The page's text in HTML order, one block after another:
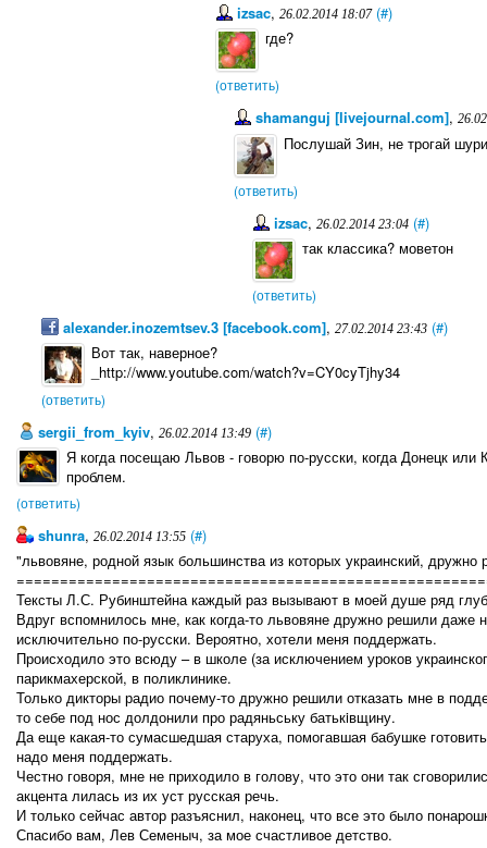
izsac, 26.02.2014 18:07 (#)
где?
(ответить)
shamanguj [livejournal.com],
Послушай Зин, не трогай
(ответить)
izsac, 26.02.2014 23:04 (#)
так классика? моветон
(ответить)
alexander.inozemtsev.3 [facebook.com], 27.02.2014 23:43 (#)
Вот так, наверное?
_http://www.youtube.com/watch?v=CY0cyTjhy34
(ответить)
sergii_from_kyiv, 26.02.2014 13:49 (#)
Я когда посещаю Львов - говорю по-русски, когда Донецк или
проблем.
(ответить)
shunra, 26.02.2014 13:55 (#)
"львовяне, родной язык большинства из которых украинский,
Тексты Л.С. Рубинштейна каждый раз вызывают в моей душе ряд
Вдруг вспомнилось мне, как когда-то львовяне дружно решили
исключительно по-русски. Вероятно, хотели меня поддержать.
Происходило это всюду – в школе (за исключением уроков
парикмахерской, в поликлинике.
Только дикторы радио почему-то дружно решили отказать мне в
то себе под нос долдонили про радяньську батькiвщину.
Да еще какая-то сумасшедшая старуха, помогавшая бабушке
надо меня поддержать.
Честно говоря, мне не приходило в голову, что это они так
акцента лилась из их уст русская речь.
И только сейчас автор разъяснил, наконец, что все это было
Спасибо вам, Лев Семеныч, за мое счастливое детство.